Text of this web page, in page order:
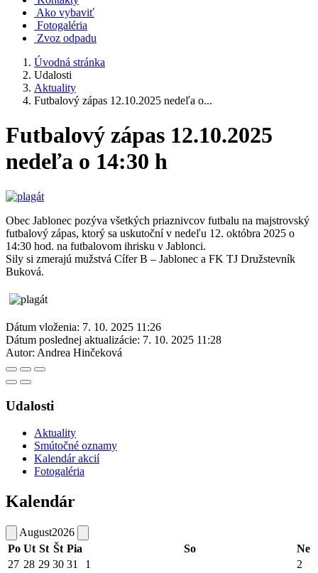
Ako vybaviť
Fotogaléria
Zvoz odpadu
Úvodná stránka
Udalosti
Aktuality
Futbalový zápas 12.10.2025 nedeľa o...
Futbalový zápas 12.10.2025
nedeľa o 14:30 h
Obec Jablonec pozýva všetkých priaznivcov futbalu na majstrovský
futbalový zápas, ktorý sa uskutoční v nedeľu 12. októbra 2025 o
14:30 hod. na futbalovom ihrisku v Jablonci.
Sily si zmerajú mužstvá Cífer B – Jablonec a FK TJ Družstevník
Buková.
Dátum vloženia: 7. 10. 2025 11:26
Dátum poslednej aktualizácie: 7. 10. 2025 11:28
Autor: Andrea Hinčeková
Udalosti
Aktuality
Smútočné oznamy
Kalendár akcií
Fotogaléria
Kalendár
August2026
Po Ut St Št Pia So
Ne
27 28 29 30 31 1 2